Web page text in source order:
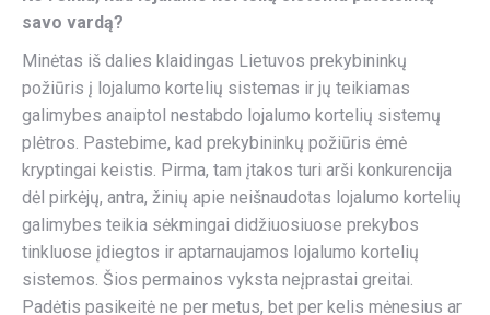
savo vardą?
Minėtas iš dalies klaidingas Lietuvos prekybininkų
požiūris į lojalumo kortelių sistemas ir jų teikiamas
galimybes anaiptol nestabdo lojalumo kortelių sistemų
plėtros. Pastebime, kad prekybininkų požiūris ėmė
kryptingai keistis. Pirma, tam įtakos turi arši konkurencija
dėl pirkėjų, antra, žinių apie neišnaudotas lojalumo kortelių
galimybes teikia sėkmingai didžiuosiuose prekybos
tinkluose įdiegtos ir aptarnaujamos lojalumo kortelių
sistemos. Šios permainos vyksta neįprastai greitai.
Padėtis pasikeitė ne per metus, bet per kelis mėnesius ar